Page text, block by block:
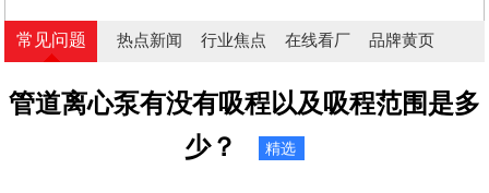
常见问题 热点新闻 行业焦点 在线看厂 品牌黄页
管道离心泵有没有吸程以及吸程范围是多
少？
精选